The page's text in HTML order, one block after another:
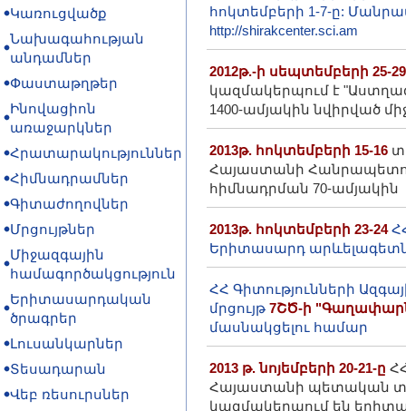
Կառուցվածք
Նախագահության
անդամներ
Փաստաթղթեր
Ինովացիոն
առաջարկներ
Հրատարակություններ
Հիմնադրամներ
Գիտաժողովներ
Մրցույթներ
Միջազգային
համագործակցություն
Երիտասարդական
ծրագրեր
Լուսանկարներ
Տեսադարան
Վեբ ռեսուրսներ
հոկտեմբերի 1-7-ը:
http://shirakcenter.sci.am
2012թ.-ի սեպտեմբերի 25-
կազմակերպում է
1400-ամյակին նվիրված
2013թ. հոկտեմբերի 15-16
Հայաստանի
հիմնադրման 70-ամյակին
2013թ. հոկտեմբերի 23-24
Երիտասարդ
ՀՀ Գիտությունների
մրցույթ 7ՇԾ-ի
մասնակցելու համար
2013 թ. նոյեմբերի 20-21-ը
Հայաստանի պետական
կազմակերպում են